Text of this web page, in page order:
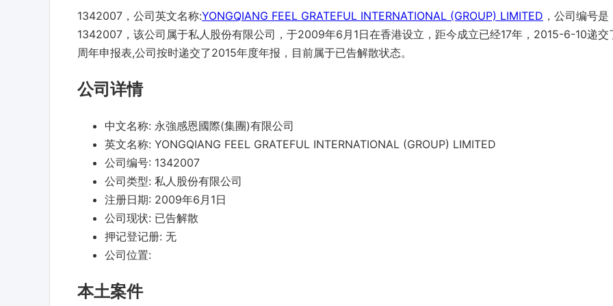
1342007，公司英文名称:YONGQIANG FEEL GRATEFUL INTERNATIONAL (GROUP) LIMITED ，公司编号是
1342007，该公司属于私人股份有限公司，于2009年6月1日在香港设立，距今成立已经17年，2015-6-10递交
周年申报表,公司按时递交了2015年度年报，目前属于已告解散状态。
公司详情
中文名称: 永強感恩國際(集團)有限公司
英文名称: YONGQIANG FEEL GRATEFUL INTERNATIONAL (GROUP) LIMITED
公司编号: 1342007
公司类型: 私人股份有限公司
注册日期: 2009年6月1日
公司现状: 已告解散
押记登记册: 无
公司位置:
本土案件